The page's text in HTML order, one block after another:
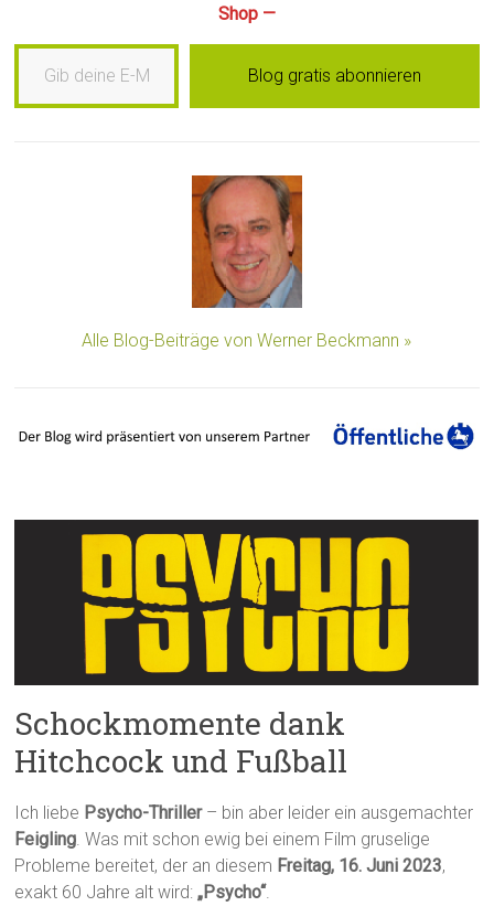
Shop —
Gib deine E-Mail-Adresse ein …
Blog gratis abonnieren
Alle Blog-Beiträge von Werner Beckmann »
Schockmomente dank
Hitchcock und Fußball
Ich liebe Psycho-Thriller– bin aber leider ein ausgemachter
Feigling. Was mit schon ewig bei einem Film gruselige
Probleme bereitet, der an diesem Freitag, 16. Juni 2023,
exakt 60 Jahre alt wird:„Psycho“.